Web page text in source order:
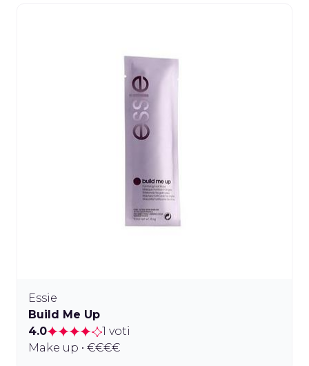
Essie
Build Me Up
4.0
1 voti
Make up • €€€€